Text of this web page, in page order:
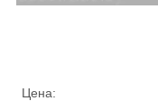
Цена: